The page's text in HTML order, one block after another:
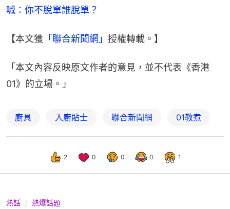
喊：你不脫單誰脫單？
【本文獲 「聯合新聞網」 授權轉載。】
「本文內容反映原文作者的意見，並不代表《香港
01》的立場。」
廚具 入廚貼士 聯合新聞網 01教煮
2 0 0 0 1
熱話 熱爆話題